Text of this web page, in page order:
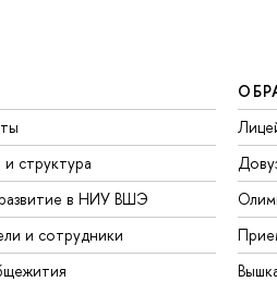
структура
в НИУ ВШЭ
и сотрудники